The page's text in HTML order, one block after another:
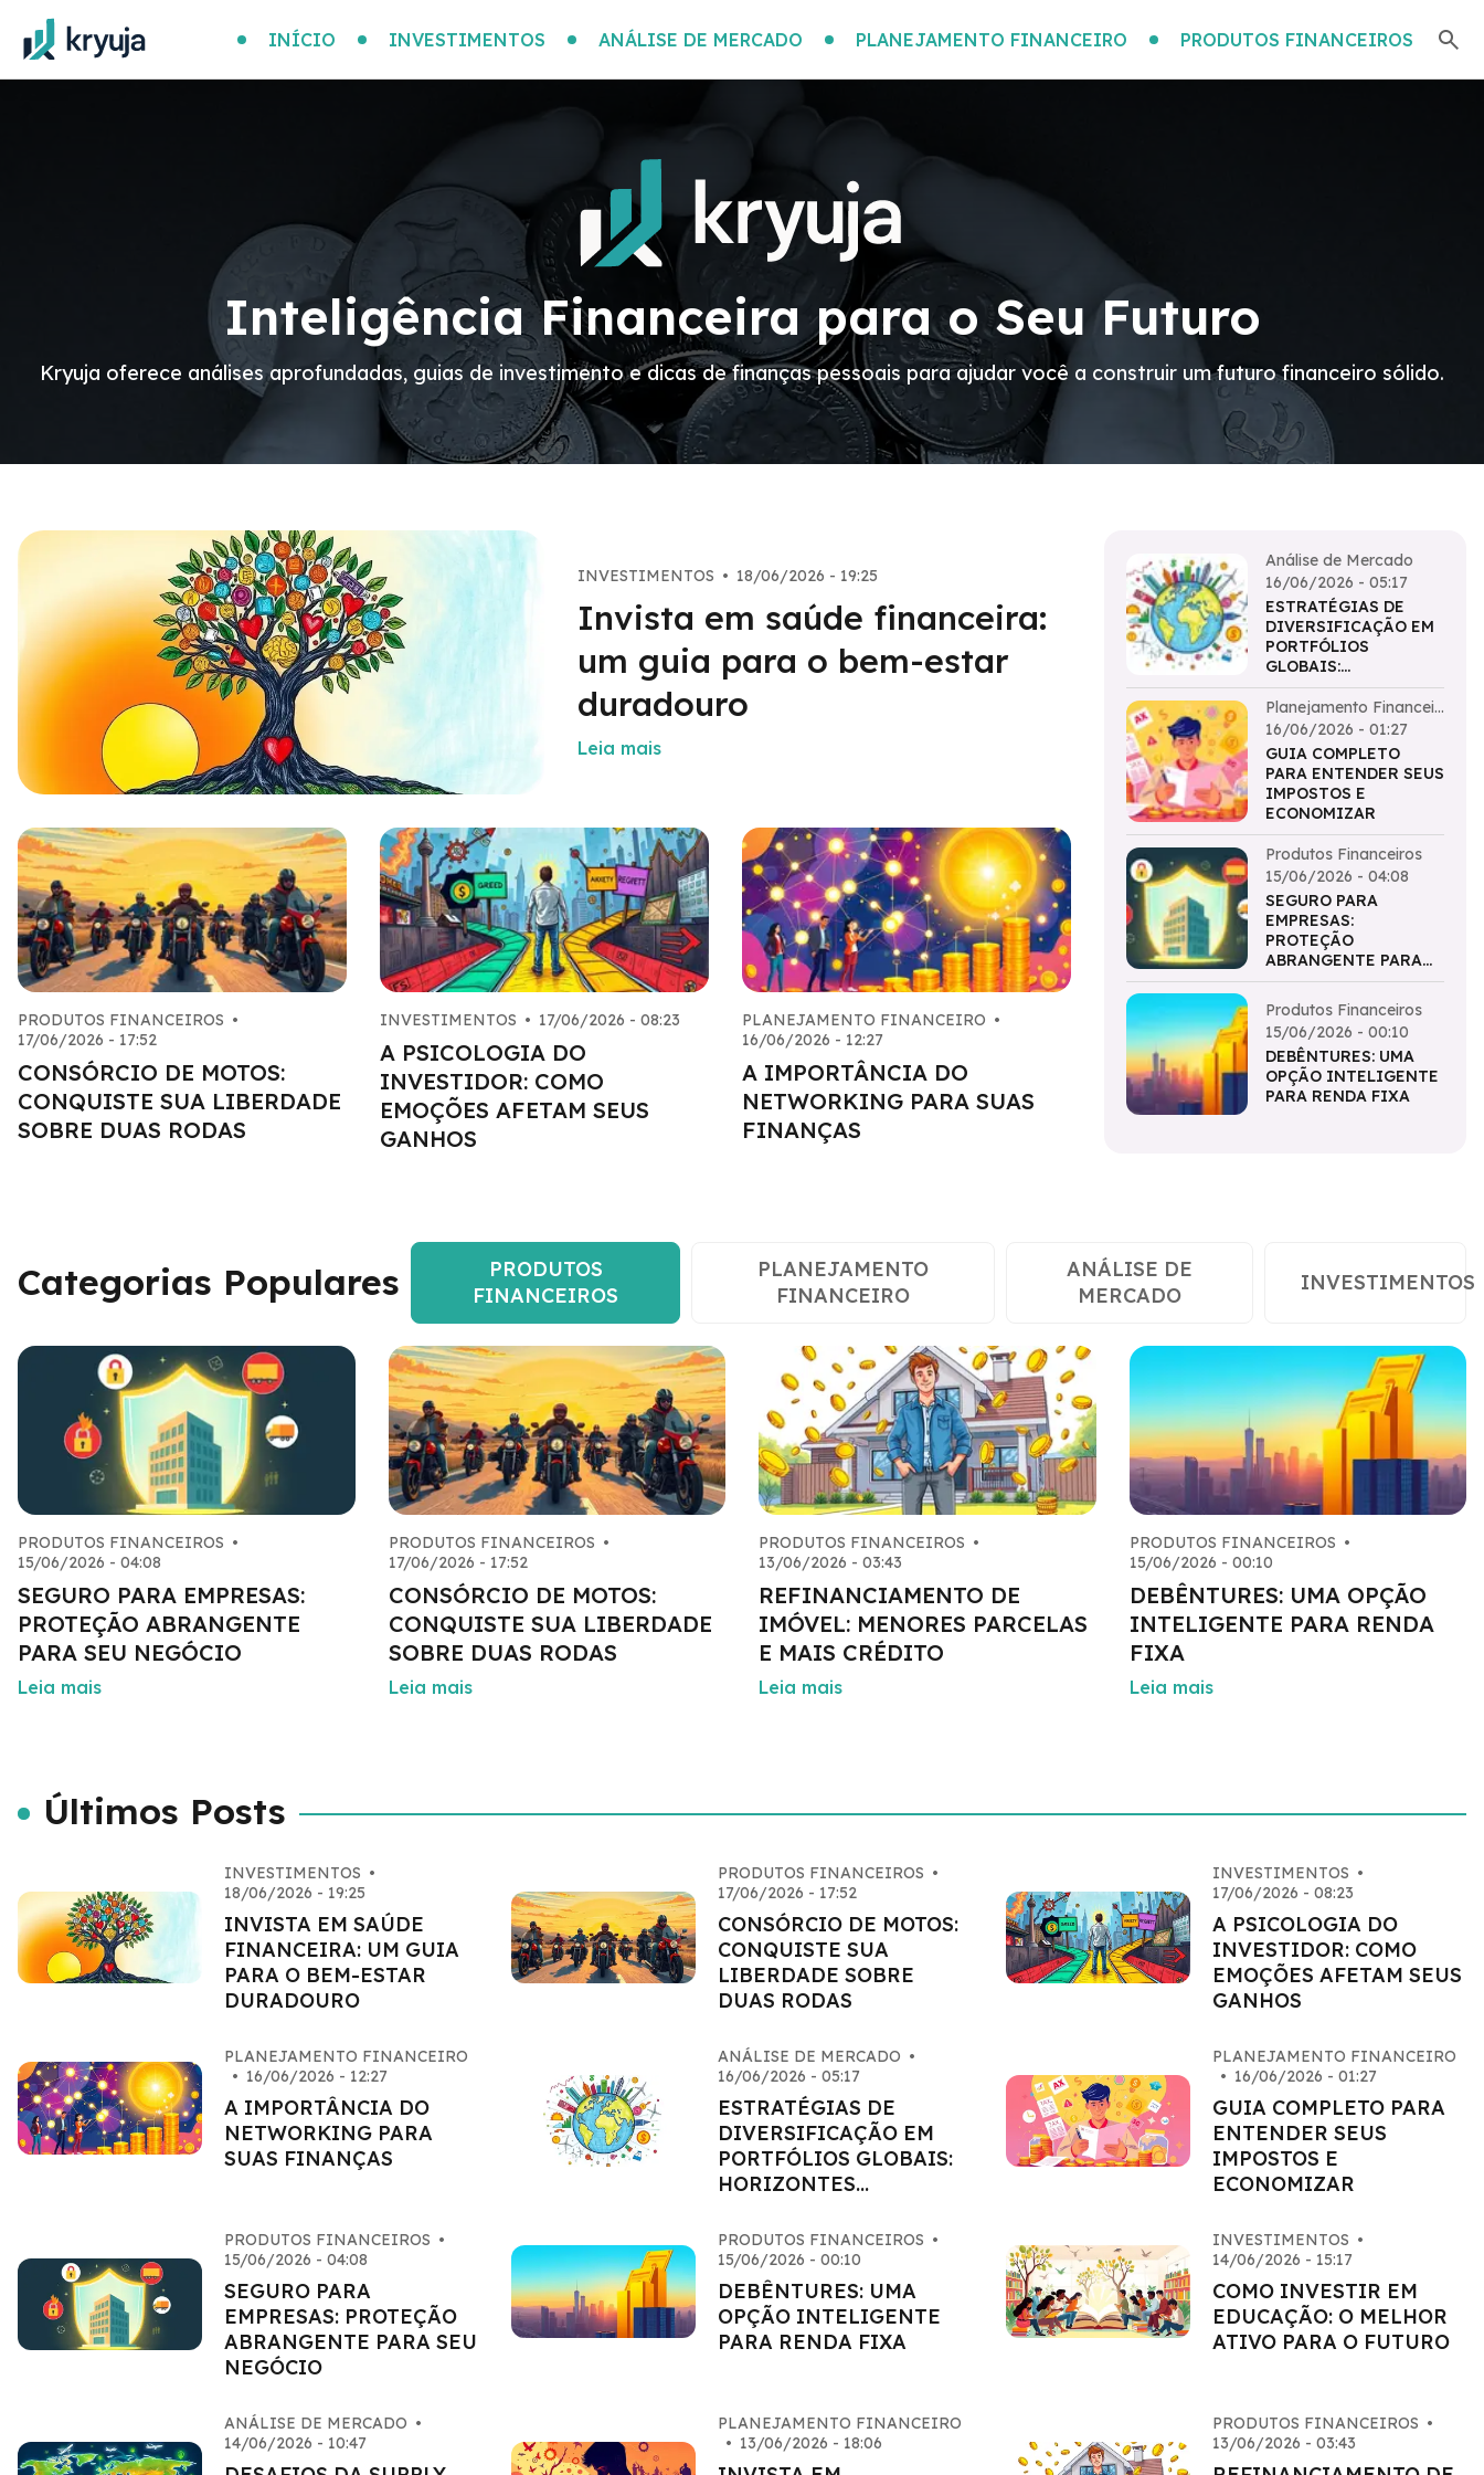
INÍCIO INVESTIMENTOS ANÁLISE DE MERCADO PLANEJAMENTO FINANCEIRO PRODUTOS FINANCEIROS
Inteligência Financeira para o Seu Futuro
Kryuja oferece análises aprofundadas, guias de investimento e dicas de finanças pessoais para ajudar você a construir um futuro financeiro sólido.
INVESTIMENTOS • 18/06/2026 - 19:25
Invista em saúde financeira:
um guia para o bem-estar
duradouro
Leia mais
PRODUTOS FINANCEIROS •
17/06/2026 - 17:52
CONSÓRCIO DE MOTOS:
CONQUISTE SUA LIBERDADE
SOBRE DUAS RODAS
INVESTIMENTOS • 17/06/2026 - 08:23
A PSICOLOGIA DO
INVESTIDOR: COMO
EMOÇÕES AFETAM SEUS
GANHOS
PLANEJAMENTO FINANCEIRO •
16/06/2026 - 12:27
A IMPORTÂNCIA DO
NETWORKING PARA SUAS
FINANÇAS
Análise de Mercado
16/06/2026 - 05:17
ESTRATÉGIAS DE
DIVERSIFICAÇÃO EM
PORTFÓLIOS
GLOBAIS:
HORIZONTES
AMPLIADOS
Planejamento Financeir
o
16/06/2026 - 01:27
GUIA COMPLETO
PARA ENTENDER SEUS
IMPOSTOS E
ECONOMIZAR
Produtos Financeiros
15/06/2026 - 04:08
SEGURO PARA
EMPRESAS:
PROTEÇÃO
ABRANGENTE PARA
SEU NEGÓCIO
Produtos Financeiros
15/06/2026 - 00:10
DEBÊNTURES: UMA
OPÇÃO INTELIGENTE
PARA RENDA FIXA
Categorias Populares
PRODUTOS
FINANCEIROS
PLANEJAMENTO
FINANCEIRO
ANÁLISE DE
MERCADO
INVESTIMENTOS
PRODUTOS FINANCEIROS •
15/06/2026 - 04:08
SEGURO PARA EMPRESAS:
PROTEÇÃO ABRANGENTE
PARA SEU NEGÓCIO
Leia mais
PRODUTOS FINANCEIROS •
17/06/2026 - 17:52
CONSÓRCIO DE MOTOS:
CONQUISTE SUA LIBERDADE
SOBRE DUAS RODAS
Leia mais
PRODUTOS FINANCEIROS •
13/06/2026 - 03:43
REFINANCIAMENTO DE
IMÓVEL: MENORES PARCELAS
E MAIS CRÉDITO
Leia mais
PRODUTOS FINANCEIROS •
15/06/2026 - 00:10
DEBÊNTURES: UMA OPÇÃO
INTELIGENTE PARA RENDA
FIXA
Leia mais
Últimos Posts
INVESTIMENTOS •
18/06/2026 - 19:25
INVISTA EM SAÚDE
FINANCEIRA: UM GUIA
PARA O BEM-ESTAR
DURADOURO
PRODUTOS FINANCEIROS •
17/06/2026 - 17:52
CONSÓRCIO DE MOTOS:
CONQUISTE SUA
LIBERDADE SOBRE
DUAS RODAS
INVESTIMENTOS •
17/06/2026 - 08:23
A PSICOLOGIA DO
INVESTIDOR: COMO
EMOÇÕES AFETAM SEUS
GANHOS
PLANEJAMENTO FINANCEIRO
• 16/06/2026 - 12:27
A IMPORTÂNCIA DO
NETWORKING PARA
SUAS FINANÇAS
ANÁLISE DE MERCADO •
16/06/2026 - 05:17
ESTRATÉGIAS DE
DIVERSIFICAÇÃO EM
PORTFÓLIOS GLOBAIS:
HORIZONTES
PLANEJAMENTO FINANCEIRO
• 16/06/2026 - 01:27
GUIA COMPLETO PARA
ENTENDER SEUS
IMPOSTOS E
ECONOMIZAR
PRODUTOS FINANCEIROS •
15/06/2026 - 04:08
SEGURO PARA
EMPRESAS: PROTEÇÃO
ABRANGENTE PARA SEU
NEGÓCIO
PRODUTOS FINANCEIROS •
15/06/2026 - 00:10
DEBÊNTURES: UMA
OPÇÃO INTELIGENTE
PARA RENDA FIXA
INVESTIMENTOS •
14/06/2026 - 15:17
COMO INVESTIR EM
EDUCAÇÃO: O MELHOR
ATIVO PARA O FUTURO
ANÁLISE DE MERCADO •
14/06/2026 - 10:47
PLANEJAMENTO FINANCEIRO
• 13/06/2026 - 18:06
PRODUTOS FINANCEIROS •
13/06/2026 - 03:43